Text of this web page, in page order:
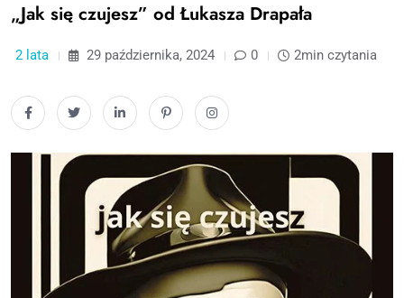
„Jak się czujesz” od Łukasza Drapała
2 lata 29 października, 2024 0 2min czytania